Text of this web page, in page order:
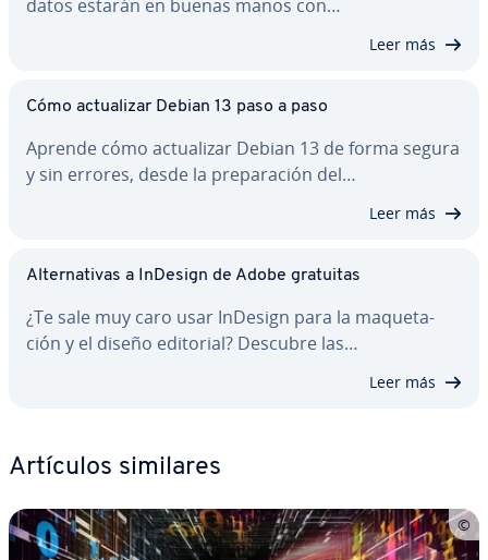
datos estarán en buenas manos con…
Leer más
Cómo ac­tua­li­zar Debian 13 paso a paso
Aprende cómo ac­tua­li­zar Debian 13 de forma segura
y sin errores, desde la pre­pa­ra­ción del…
Leer más
Al­te­r­na­ti­vas a InDesign de Adobe gratuitas
¿Te sale muy caro usar InDesign para la ma­que­ta­
ción y el diseño editorial? Descubre las…
Leer más
Artículos similares